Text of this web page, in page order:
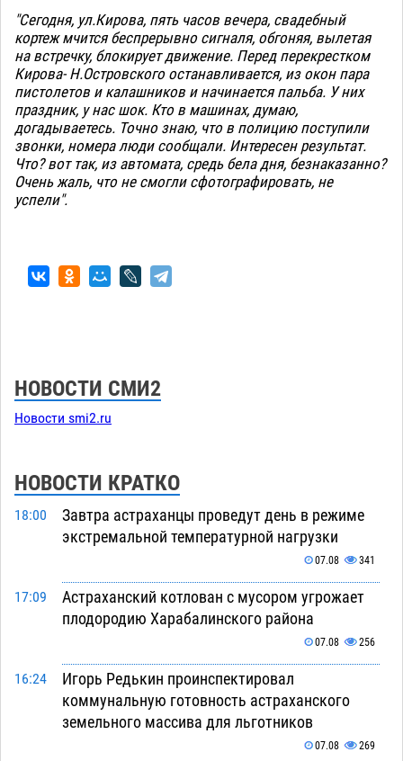
"Сегодня, ул.Кирова, пять часов вечера, свадебный
кортеж мчится беспрерывно сигналя, обгоняя, вылетая
на встречку, блокирует движение. Перед перекрестком
Кирова- Н.Островского останавливается, из окон пара
пистолетов и калашников и начинается пальба. У них
праздник, у нас шок. Кто в машинах, думаю,
догадываетесь. Точно знаю, что в полицию поступили
звонки, номера люди сообщали. Интересен результат.
Что? вот так, из автомата, средь бела дня, безнаказанно?
Очень жаль, что не смогли сфотографировать, не
успели".
НОВОСТИ СМИ2
Новости smi2.ru
НОВОСТИ КРАТКО
18:00
Завтра астраханцы проведут день в режиме
экстремальной температурной нагрузки
07.08 341
17:09
Астраханский котлован с мусором угрожает
плодородию Харабалинского района
07.08 256
16:24
Игорь Редькин проинспектировал
коммунальную готовность астраханского
земельного массива для льготников
07.08 269